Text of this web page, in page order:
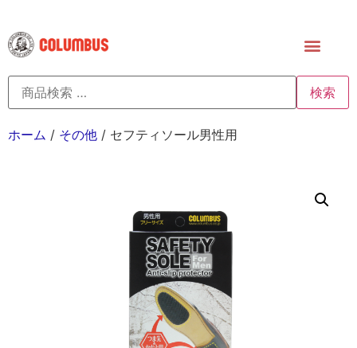
検索
ホーム / その他 / セフティソール男性用